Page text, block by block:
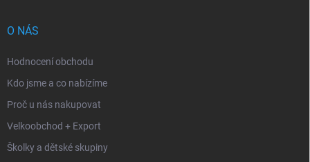
O NÁS
Hodnocení obchodu
Kdo jsme a co nabízíme
Proč u nás nakupovat
Velkoobchod + Export
Školky a dětské skupiny